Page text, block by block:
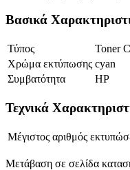
Βασικά
Τύπος
Toner
Χρώμα εκτύπωσης cyan
Συμβατότητα
HP
Τεχνικά
Μέγιστος αριθμός
Μετάβαση σε σελίδα